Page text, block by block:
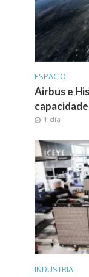
ESPACIO
Airbus e
1 día
INDUSTRIA